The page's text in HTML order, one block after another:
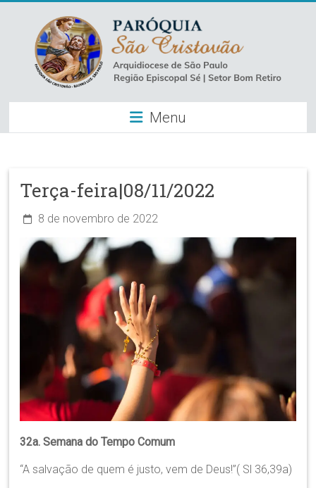
content
Paróquia
São
–
Luz
Arquidiocese
São
Região
Setor
Bom
Retiro
Menu
Terça-feira|08/11/2022
8 de novembro de 2022
32a. Semana do Tempo Comum
“A salvação de quem é justo, vem de Deus!”( Sl 36,39a)